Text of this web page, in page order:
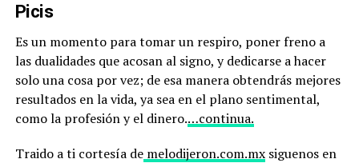
Picis
Es un momento para tomar un respiro, poner freno a
las dualidades que acosan al signo, y dedicarse a hacer
solo una cosa por vez; de esa manera obtendrás mejores
resultados en la vida, ya sea en el plano sentimental,
como la profesión y el dinero.…continua.
Traido a ti cortesía demelodijeron.com.mxsiguenos en